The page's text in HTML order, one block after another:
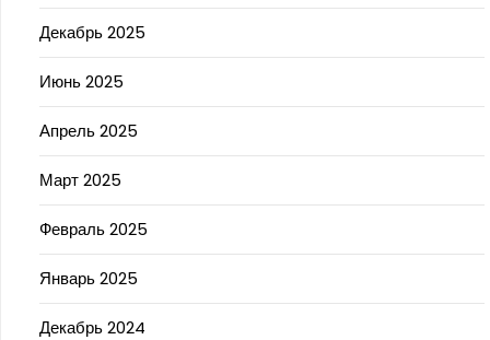
Декабрь 2025
Июнь 2025
Апрель 2025
Март 2025
Февраль 2025
Январь 2025
Декабрь 2024